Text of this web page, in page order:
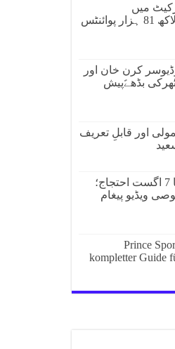
میں
تیزی،انڈیکس ایک لاکھ 81 ہزار پوائنٹس
کرن خان اور
بڈھےًپیش
اور قابلِ تعریف
جماعت اسلامی کا 7 اگست احتجاج؛
ویڈیو پیغام
Prince
kompletter Guide